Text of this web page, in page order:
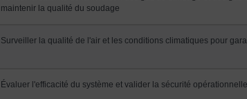
maintenir la qualité du soudage
Surveiller la qualité de l'air et les conditions climatiques pour
Évaluer l'efficacité du système et valider la sécurité opérationnelle